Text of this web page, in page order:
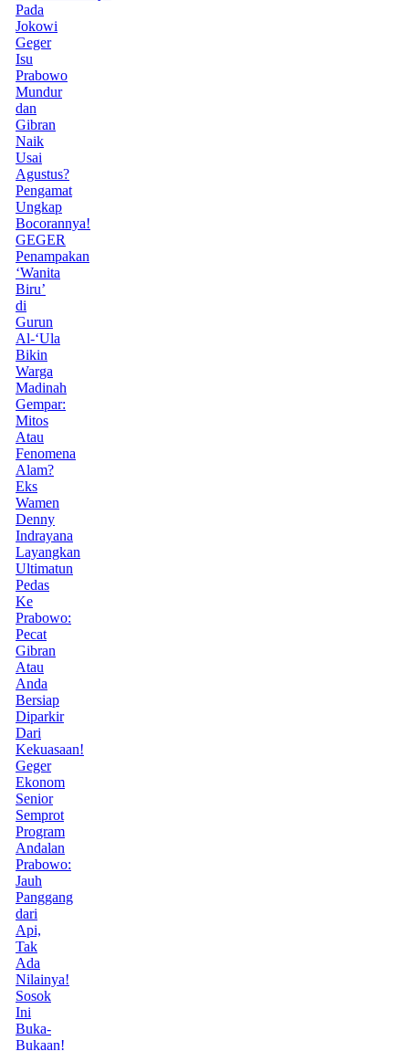
Pada
Jokowi
Geger
Isu
Prabowo
Mundur
dan
Gibran
Naik
Usai
Agustus?
Pengamat
Ungkap
Bocorannya!
GEGER
Penampakan
‘Wanita
Biru’
di
Gurun
Al-‘Ula
Bikin
Warga
Madinah
Gempar:
Mitos
Atau
Fenomena
Alam?
Eks
Wamen
Denny
Indrayana
Layangkan
Ultimatun
Pedas
Ke
Prabowo:
Pecat
Gibran
Atau
Anda
Bersiap
Diparkir
Dari
Kekuasaan!
Geger
Ekonom
Senior
Semprot
Program
Andalan
Prabowo:
Jauh
Panggang
dari
Api,
Tak
Ada
Nilainya!
Sosok
Ini
Buka-
Bukaan!